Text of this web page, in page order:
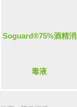
Soguard®75%酒精消
毒液